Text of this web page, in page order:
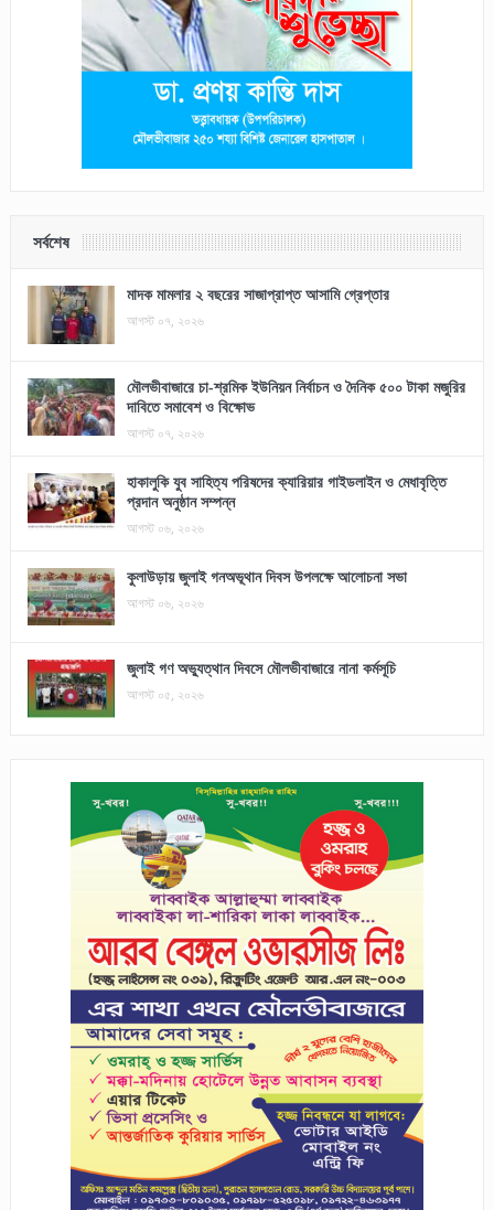
সর্বশেষ
মাদক মামলার ২ বছরের সাজাপ্রাপ্ত আসামি গ্রেপ্তার
আগস্ট ০৭, ২০২৬
মৌলভীবাজারে চা-শ্রমিক ইউনিয়ন নির্বাচন ও দৈনিক ৫০০ টাকা মজুরির
দাবিতে সমাবেশ ও বিক্ষোভ
আগস্ট ০৭, ২০২৬
হাকালুকি যুব সাহিত্য পরিষদের ক্যারিয়ার গাইডলাইন ও মেধাবৃত্তি
প্রদান অনুষ্ঠান সম্পন্ন
আগস্ট ০৬, ২০২৬
কুলাউড়ায় জুলাই গনঅভূথান দিবস উপলক্ষে আলোচনা সভা
আগস্ট ০৬, ২০২৬
জুলাই গণ অভ্যুত্থান দিবসে মৌলভীবাজারে নানা কর্মসূচি
আগস্ট ০৫, ২০২৬